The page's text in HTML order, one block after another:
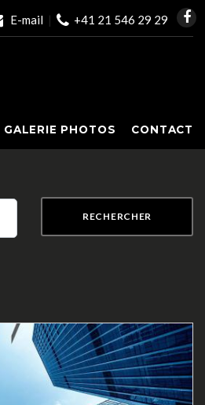
E-mail | +41 21 546 29 29
GALERIE PHOTOS CONTACT
RECHERCHER